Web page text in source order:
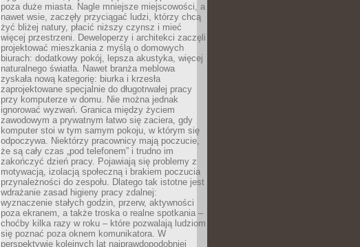
poza duże miasta. Nagle mniejsze miejscowości, a
nawet wsie, zaczęły przyciągać ludzi, którzy chcą
żyć bliżej natury, płacić niższy czynsz i mieć
więcej przestrzeni. Deweloperzy i architekci zaczęli
projektować mieszkania z myślą o domowych
biurach: dodatkowy pokój, lepsza akustyka, więcej
naturalnego światła. Nawet branża meblowa
zyskała nową kategorię: biurka i krzesła
zaprojektowane specjalnie do długotrwałej pracy
przy komputerze w domu. Nie można jednak
ignorować wyzwań. Granica między życiem
zawodowym a prywatnym łatwo się zaciera, gdy
komputer stoi w tym samym pokoju, w którym się
odpoczywa. Niektórzy pracownicy mają poczucie,
że są cały czas „pod telefonem” i trudno im
zakończyć dzień pracy. Pojawiają się problemy z
motywacją, izolacją społeczną i brakiem poczucia
przynależności do zespołu. Dlatego tak istotne jest
wdrażanie zasad higieny pracy zdalnej:
wyznaczenie stałych godzin, przerw, aktywności
poza ekranem, a także troska o realne spotkania –
choćby kilka razy w roku – które pozwalają ludziom
się poznać poza oknem komunikatora. W
perspektywie kolejnych lat najprawdopodobniej